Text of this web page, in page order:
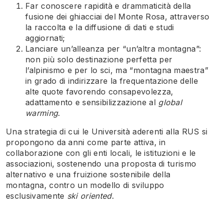
Far conoscere rapidità e drammaticità della
fusione dei ghiacciai del Monte Rosa, attraverso
la raccolta e la diffusione di dati e studi
aggiornati;
Lanciare un’alleanza per “un’altra montagna”:
non più solo destinazione perfetta per
l’alpinismo e per lo sci, ma “montagna maestra”
in grado di indirizzare la frequentazione delle
alte quote favorendo consapevolezza,
adattamento e sensibilizzazione al global
warming.
Una strategia di cui le Università aderenti alla RUS si
propongono da anni come parte attiva, in
collaborazione con gli enti locali, le istituzioni e le
associazioni, sostenendo una proposta di turismo
alternativo e una fruizione sostenibile della
montagna, contro un modello di sviluppo
esclusivamente ski oriented.